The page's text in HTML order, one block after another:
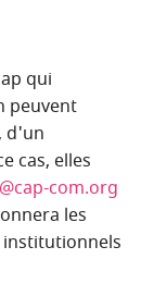
qui
peuvent
d'un
cas, elles
com.org
les
institutionnels